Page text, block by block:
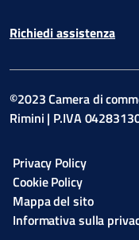
Richiedi assistenza
©2023 Camera di
Rimini | P.IVA
Privacy Policy
Cookie Policy
Mappa del sito
Informativa sulla